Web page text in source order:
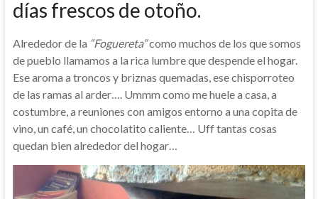
días frescos de otoño.
Alrededor de la “Foguereta”como muchos de los que somos
de pueblo llamamos a la rica lumbre que despende el hogar.
Ese aroma a troncos y briznas quemadas, ese chisporroteo
de las ramas al arder…. Ummm como me huele a casa, a
costumbre, a reuniones con amigos entorno a una copita de
vino, un café, un chocolatito caliente… Uff tantas cosas
quedan bien alrededor del hogar…